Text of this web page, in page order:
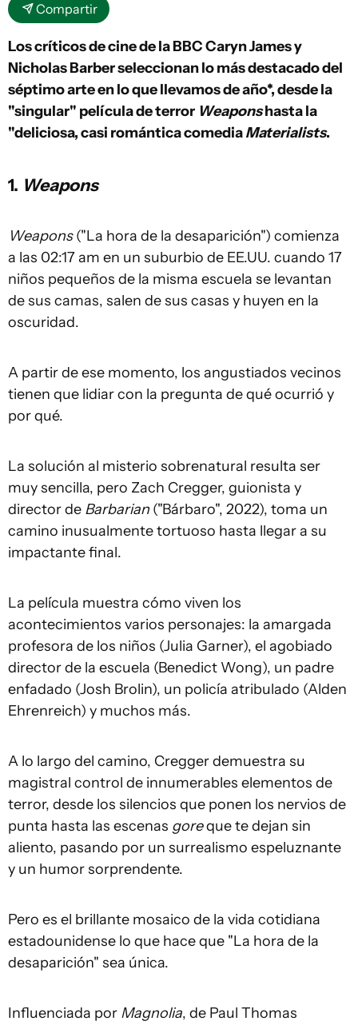
Compartir
Los críticos de cine de la BBC Caryn James y
Nicholas Barber seleccionan lo más destacado del
séptimo arte en lo que llevamos de año*, desde la
"singular" película de terror Weaponshasta la
"deliciosa, casi romántica comediaMaterialists.
1. Weapons
Weapons("La hora de la desaparición") comienza
a las 02:17 am en un suburbio de EE.UU. cuando 17
niños pequeños de la misma escuela se levantan
de sus camas, salen de sus casas y huyen en la
oscuridad.
A partir de ese momento, los angustiados vecinos
tienen que lidiar con la pregunta de qué ocurrió y
por qué.
La solución al misterio sobrenatural resulta ser
muy sencilla, pero Zach Cregger, guionista y
director de Barbarian("Bárbaro", 2022), toma un
camino inusualmente tortuoso hasta llegar a su
impactante final.
La película muestra cómo viven los
acontecimientos varios personajes: la amargada
profesora de los niños (Julia Garner), el agobiado
director de la escuela (Benedict Wong), un padre
enfadado (Josh Brolin), un policía atribulado (Alden
Ehrenreich) y muchos más.
A lo largo del camino, Cregger demuestra su
magistral control de innumerables elementos de
terror, desde los silencios que ponen los nervios de
punta hasta las escenas goreque te dejan sin
aliento, pasando por un surrealismo espeluznante
y un humor sorprendente.
Pero es el brillante mosaico de la vida cotidiana
estadounidense lo que hace que "La hora de la
desaparición" sea única.
Influenciada por Magnolia, de Paul Thomas